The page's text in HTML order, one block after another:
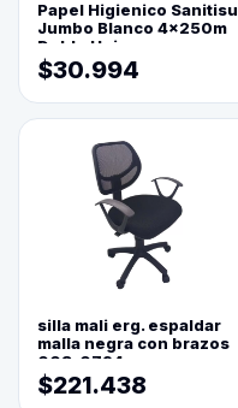
Papel Higienico Sanitisu
Jumbo Blanco 4x250m
Doble Hoja
$30.994
silla mali erg. espaldar
malla negra con brazos
003-0794
$221.438